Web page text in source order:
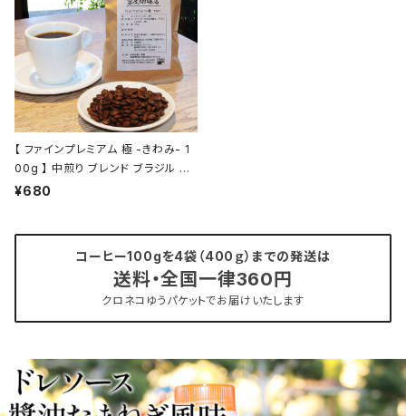
【 ファインプレミアム 極 -きわみ- 1
00g 】 中煎り ブレンド ブラジル エ
チオピア他 ドリップ トミヤコーヒー
¥680
コーヒー100gを4袋（400ｇ）までの発送は
送料・全国一律360円
クロネコゆうパケットでお届けいたします